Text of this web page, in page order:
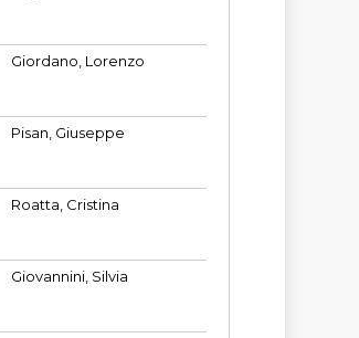
Giordano, Lorenzo
Pisan, Giuseppe
Roatta, Cristina
Giovannini, Silvia